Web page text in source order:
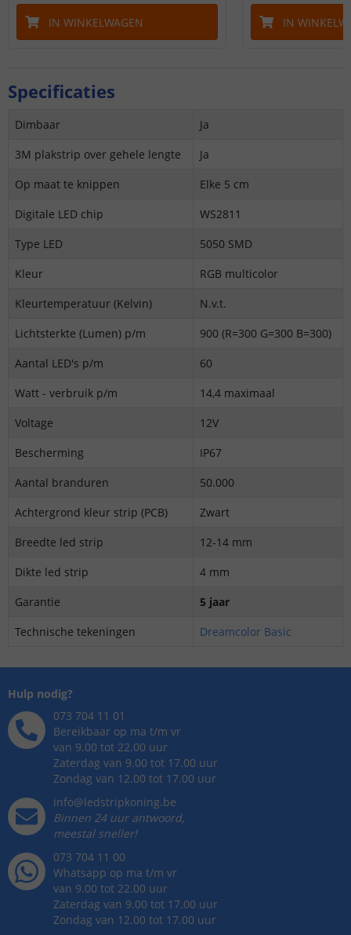
IN WINKELWAGEN IN
Specificaties
Dimbaar
Ja
3M plakstrip over gehele lengte
Ja
Op maat te knippen
Elke 5 cm
Digitale LED chip
WS2811
Type LED
5050 SMD
Kleur
RGB multicolor
Kleurtemperatuur (Kelvin)
N.v.t.
Lichtsterkte (Lumen) p/m
900 (R=300 G=300 B=300)
Aantal LED's p/m
60
Watt - verbruik p/m
14,4 maximaal
Voltage
12V
Bescherming
IP67
Aantal branduren
50.000
Achtergrond kleur strip (PCB)
Zwart
Breedte led strip
12-14 mm
Dikte led strip
4 mm
Garantie
5 jaar
Technische tekeningen
Dreamcolor Basic
Hulp nodig?
073 704 11 01
Bereikbaar op ma t/m vr
van 9.00 tot 22.00 uur
Zaterdag van 9.00 tot 17.00 uur
Zondag van 12.00 tot 17.00 uur
info@ledstripkoning.be
Binnen 24 uur antwoord,
meestal sneller!
073 704 11 00
Whatsapp op ma t/m vr
van 9.00 tot 22.00 uur
Zaterdag van 9.00 tot 17.00 uur
Zondag van 12.00 tot 17.00 uur